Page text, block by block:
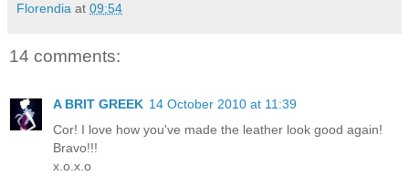
Florendia at 09:54
14 comments:
A BRIT GREEK 14 October 2010 at 11:39
Cor! I love how you've made the leather look good again!
Bravo!!!
x.o.x.o